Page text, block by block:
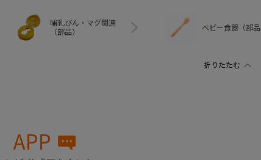
哺乳びん・マグ関連
（部品）
ベビー食器（部品
APP